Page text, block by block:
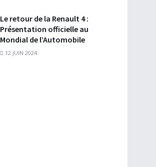
Le retour de la Renault 4 :
Présentation officielle au
Mondial de l’Automobile
12 JUIN 2024